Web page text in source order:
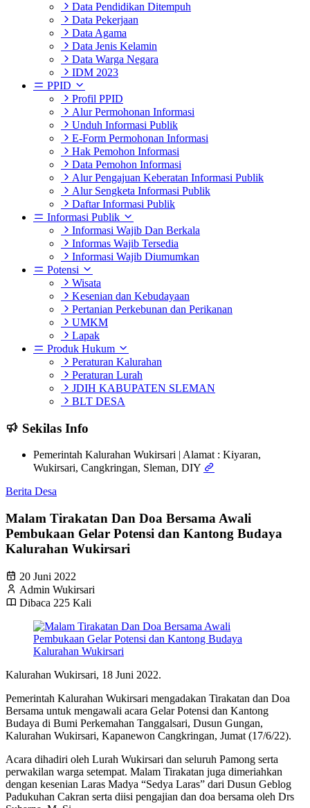
Data Pendidikan Ditempuh
Data Pekerjaan
Data Agama
Data Jenis Kelamin
Data Warga Negara
IDM 2023
PPID
Profil PPID
Alur Permohonan Informasi
Unduh Informasi Publik
E-Form Permohonan Informasi
Hak Pemohon Informasi
Data Pemohon Informasi
Alur Pengajuan Keberatan Informasi Publik
Alur Sengketa Informasi Publik
Daftar Informasi Publik
Informasi Publik
Informasi Wajib Dan Berkala
Informas Wajib Tersedia
Informasi Wajib Diumumkan
Potensi
Wisata
Kesenian dan Kebudayaan
Pertanian Perkebunan dan Perikanan
UMKM
Lapak
Produk Hukum
Peraturan Kalurahan
Peraturan Lurah
JDIH KABUPATEN SLEMAN
BLT DESA
Sekilas Info
Pemerintah Kalurahan Wukirsari | Alamat : Kiyaran,
Wukirsari, Cangkringan, Sleman, DIY
Berita Desa
Malam Tirakatan Dan Doa Bersama Awali
Pembukaan Gelar Potensi dan Kantong Budaya
Kalurahan Wukirsari
20 Juni 2022
Admin Wukirsari
Dibaca 225 Kali
Kalurahan Wukirsari, 18 Juni 2022.
Pemerintah Kalurahan Wukirsari mengadakan Tirakatan dan Doa
Bersama untuk mengawali acara Gelar Potensi dan Kantong
Budaya di Bumi Perkemahan Tanggalsari, Dusun Gungan,
Kalurahan Wukirsari, Kapanewon Cangkringan, Jumat (17/6/22).
Acara dihadiri oleh Lurah Wukirsari dan seluruh Pamong serta
perwakilan warga setempat. Malam Tirakatan juga dimeriahkan
dengan kesenian Laras Madya “Sedya Laras” dari Dusun Geblog
Padukuhan Cakran serta diisi pengajian dan doa bersama oleh Drs